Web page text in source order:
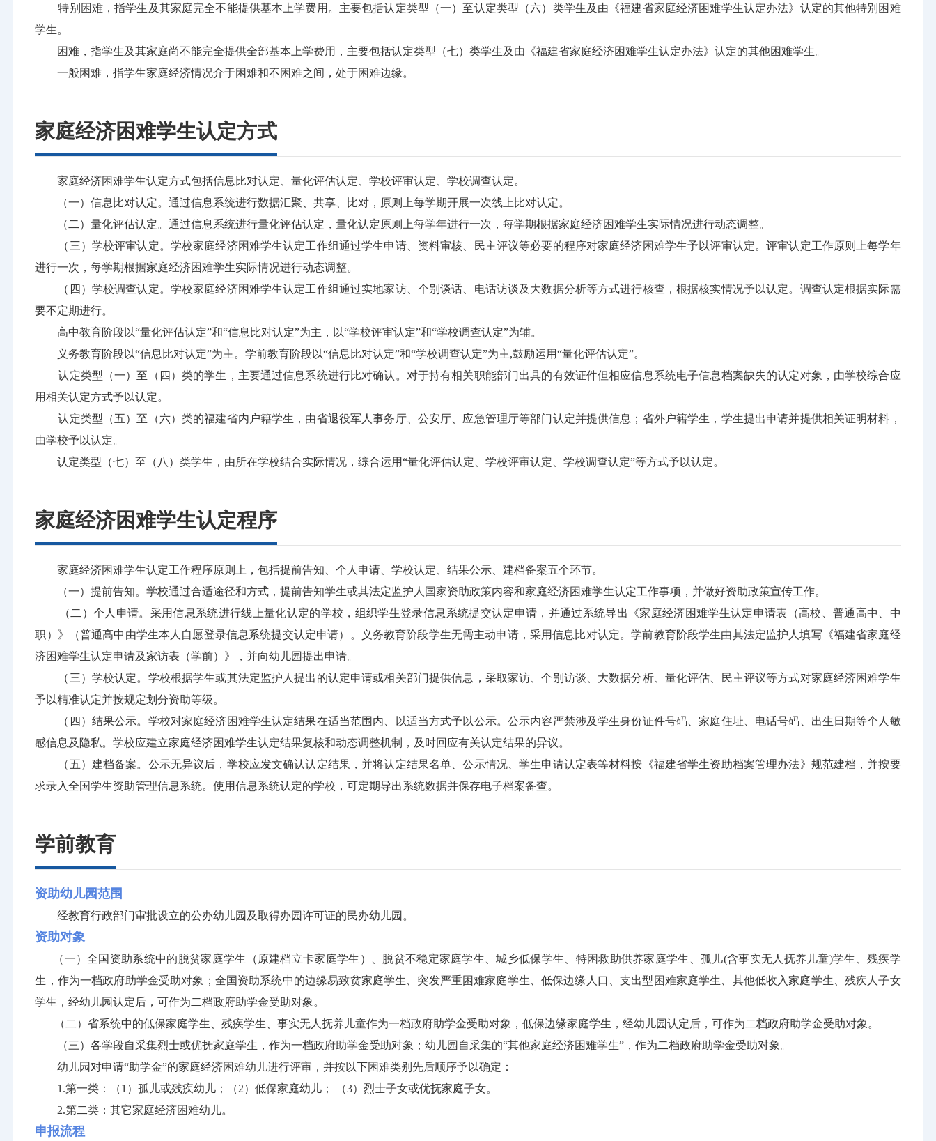
特别困难，指学生及其家庭完全不能提供基本上学费用。主要包括认定类型（一）至认定类型（六）类学生及由《福建省家庭经济困难学生认定办法》认定的其他特别困难
学生。
困难，指学生及其家庭尚不能完全提供全部基本上学费用，主要包括认定类型（七）类学生及由《福建省家庭经济困难学生认定办法》认定的其他困难学生。
一般困难，指学生家庭经济情况介于困难和不困难之间，处于困难边缘。
家庭经济困难学生认定方式
家庭经济困难学生认定方式包括信息比对认定、量化评估认定、学校评审认定、学校调查认定。
（一）信息比对认定。通过信息系统进行数据汇聚、共享、比对，原则上每学期开展一次线上比对认定。
（二）量化评估认定。通过信息系统进行量化评估认定，量化认定原则上每学年进行一次，每学期根据家庭经济困难学生实际情况进行动态调整。
（三）学校评审认定。学校家庭经济困难学生认定工作组通过学生申请、资料审核、民主评议等必要的程序对家庭经济困难学生予以评审认定。评审认定工作原则上每学年
进行一次，每学期根据家庭经济困难学生实际情况进行动态调整。
（四）学校调查认定。学校家庭经济困难学生认定工作组通过实地家访、个别谈话、电话访谈及大数据分析等方式进行核查，根据核实情况予以认定。调查认定根据实际需
要不定期进行。
高中教育阶段以“量化评估认定”和“信息比对认定”为主，以“学校评审认定”和“学校调查认定”为辅。
义务教育阶段以“信息比对认定”为主。学前教育阶段以“信息比对认定”和“学校调查认定”为主,鼓励运用“量化评估认定”。
认定类型（一）至（四）类的学生，主要通过信息系统进行比对确认。对于持有相关职能部门出具的有效证件但相应信息系统电子信息档案缺失的认定对象，由学校综合应
用相关认定方式予以认定。
认定类型（五）至（六）类的福建省内户籍学生，由省退役军人事务厅、公安厅、应急管理厅等部门认定并提供信息；省外户籍学生，学生提出申请并提供相关证明材料，
由学校予以认定。
认定类型（七）至（八）类学生，由所在学校结合实际情况，综合运用“量化评估认定、学校评审认定、学校调查认定”等方式予以认定。
家庭经济困难学生认定程序
家庭经济困难学生认定工作程序原则上，包括提前告知、个人申请、学校认定、结果公示、建档备案五个环节。
（一）提前告知。学校通过合适途径和方式，提前告知学生或其法定监护人国家资助政策内容和家庭经济困难学生认定工作事项，并做好资助政策宣传工作。
（二）个人申请。采用信息系统进行线上量化认定的学校，组织学生登录信息系统提交认定申请，并通过系统导出《家庭经济困难学生认定申请表（高校、普通高中、中
职）》（普通高中由学生本人自愿登录信息系统提交认定申请）。义务教育阶段学生无需主动申请，采用信息比对认定。学前教育阶段学生由其法定监护人填写《福建省家庭经
济困难学生认定申请及家访表（学前）》，并向幼儿园提出申请。
（三）学校认定。学校根据学生或其法定监护人提出的认定申请或相关部门提供信息，采取家访、个别访谈、大数据分析、量化评估、民主评议等方式对家庭经济困难学生
予以精准认定并按规定划分资助等级。
（四）结果公示。学校对家庭经济困难学生认定结果在适当范围内、以适当方式予以公示。公示内容严禁涉及学生身份证件号码、家庭住址、电话号码、出生日期等个人敏
感信息及隐私。学校应建立家庭经济困难学生认定结果复核和动态调整机制，及时回应有关认定结果的异议。
（五）建档备案。公示无异议后，学校应发文确认认定结果，并将认定结果名单、公示情况、学生申请认定表等材料按《福建省学生资助档案管理办法》规范建档，并按要
求录入全国学生资助管理信息系统。使用信息系统认定的学校，可定期导出系统数据并保存电子档案备查。
学前教育
资助幼儿园范围
经教育行政部门审批设立的公办幼儿园及取得办园许可证的民办幼儿园。
资助对象
（一）全国资助系统中的脱贫家庭学生（原建档立卡家庭学生）、脱贫不稳定家庭学生、城乡低保学生、特困救助供养家庭学生、孤儿(含事实无人抚养儿童)学生、残疾学
生，作为一档政府助学金受助对象；全国资助系统中的边缘易致贫家庭学生、突发严重困难家庭学生、低保边缘人口、支出型困难家庭学生、其他低收入家庭学生、残疾人子女
学生，经幼儿园认定后，可作为二档政府助学金受助对象。
（二）省系统中的低保家庭学生、残疾学生、事实无人抚养儿童作为一档政府助学金受助对象，低保边缘家庭学生，经幼儿园认定后，可作为二档政府助学金受助对象。
（三）各学段自采集烈士或优抚家庭学生，作为一档政府助学金受助对象；幼儿园自采集的“其他家庭经济困难学生”，作为二档政府助学金受助对象。
幼儿园对申请“助学金”的家庭经济困难幼儿进行评审，并按以下困难类别先后顺序予以确定：
1.第一类：（1）孤儿或残疾幼儿；（2）低保家庭幼儿； （3）烈士子女或优抚家庭子女。
2.第二类：其它家庭经济困难幼儿。
申报流程